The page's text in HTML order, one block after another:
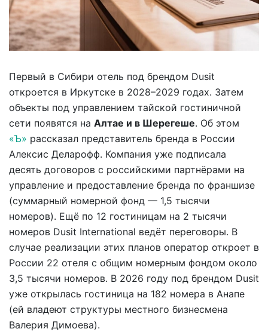
Первый в Сибири отель под брендом Dusit
откроется в Иркутске в 2028–2029 годах. Затем
объекты под управлением тайской гостиничной
сети появятся на Алтае и в Шерегеше. Об этом
«Ъ» рассказал представитель бренда в России
Алексис Деларофф. Компания уже подписала
десять договоров с российскими партнёрами на
управление и предоставление бренда по франшизе
(суммарный номерной фонд — 1,5 тысячи
номеров). Ещё по 12 гостиницам на 2 тысячи
номеров Dusit International ведёт переговоры. В
случае реализации этих планов оператор откроет в
России 22 отеля с общим номерным фондом около
3,5 тысячи номеров. В 2026 году под брендом Dusit
уже открылась гостиница на 182 номера в Анапе
(ей владеют структуры местного бизнесмена
Валерия Димоева).